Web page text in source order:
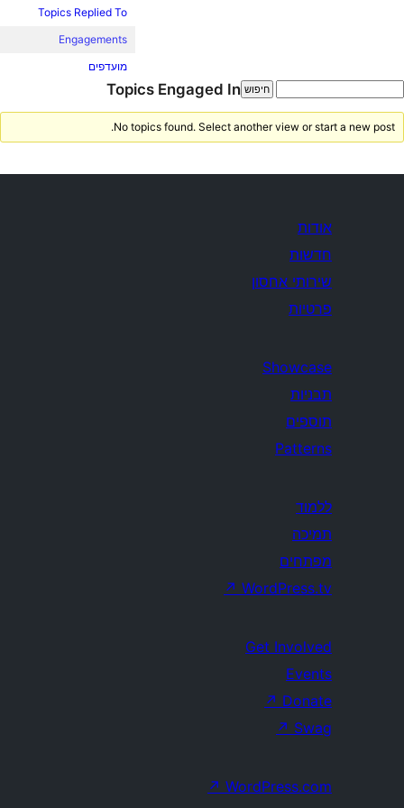
Topics Replied To
Engagements
מועדפים
Topics Engaged In
No topics found. Select another view or start a new post.
אודות
חדשות
שירותי אחסון
פרטיות
Showcase
תבניות
תוספים
Patterns
ללמוד
תמיכה
מפתחים
WordPress.tv
↗
Get Involved
Events
Donate
↗
Swag
↗
WordPress.com
↗